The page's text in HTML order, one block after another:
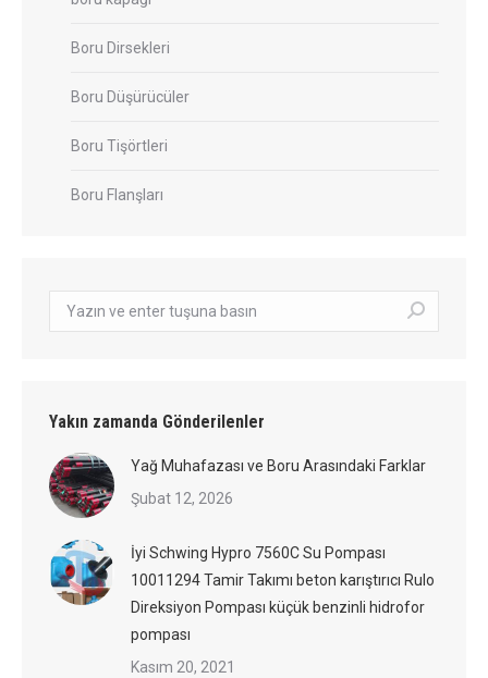
Boru Dirsekleri
Boru Düşürücüler
Boru Tişörtleri
Boru Flanşları
Arama:
Yakın zamanda Gönderilenler
Yağ Muhafazası ve Boru Arasındaki Farklar
Şubat 12, 2026
İyi Schwing Hypro 7560C Su Pompası
10011294 Tamir Takımı beton karıştırıcı Rulo
Direksiyon Pompası küçük benzinli hidrofor
pompası
Kasım 20, 2021